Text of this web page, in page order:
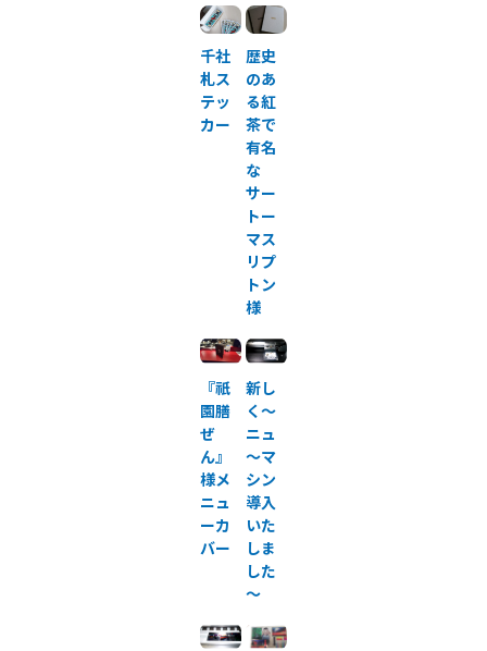
千社
札ス
テッ
カー
歴史
のあ
る紅
茶で
有名
な
サー
トー
マス
リプ
トン
様
『祇
園膳
ぜ
ん』
様メ
ニュ
ーカ
バー
新し
く～
ニュ
～マ
シン
導入
いた
しま
した
～